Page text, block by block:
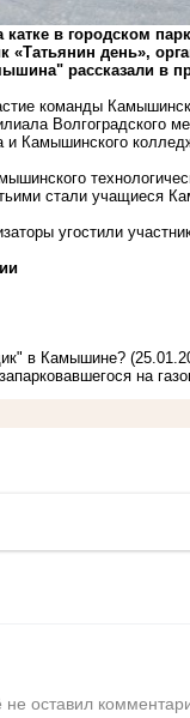
катке в городском
день»,
рассказали в
команды
Волгоградского
Камышинского
стали учащиеся
угостили
в Камышине?
на
оставил